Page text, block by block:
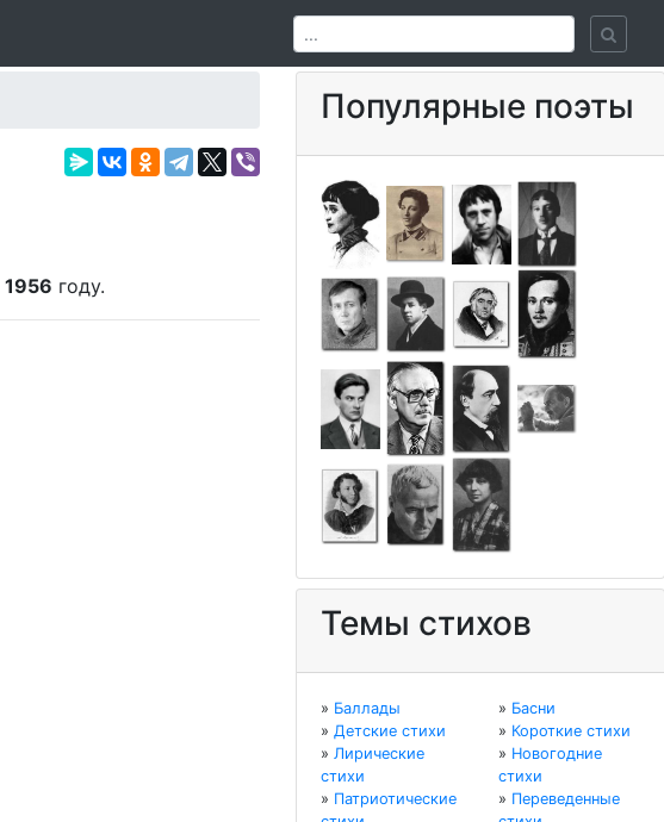
1956 году.
Популярные поэты
Темы стихов
» Баллады » Басни
» Детские стихи » Короткие стихи
» Лирические
стихи
» Новогодние
стихи
» Патриотические
» Переведенные